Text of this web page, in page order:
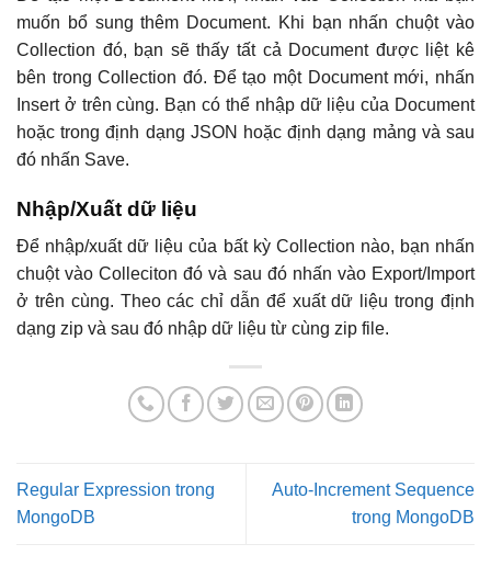
muốn bổ sung thêm Document. Khi bạn nhấn chuột vào
Collection đó, bạn sẽ thấy tất cả Document được liệt kê
bên trong Collection đó. Để tạo một Document mới, nhấn
Insert ở trên cùng. Bạn có thể nhập dữ liệu của Document
hoặc trong định dạng JSON hoặc định dạng mảng và sau
đó nhấn Save.
Nhập/Xuất dữ liệu
Để nhập/xuất dữ liệu của bất kỳ Collection nào, bạn nhấn
chuột vào Colleciton đó và sau đó nhấn vào Export/Import
ở trên cùng. Theo các chỉ dẫn để xuất dữ liệu trong định
dạng zip và sau đó nhập dữ liệu từ cùng zip file.
Regular Expression trong
MongoDB
Auto-Increment Sequence
trong MongoDB